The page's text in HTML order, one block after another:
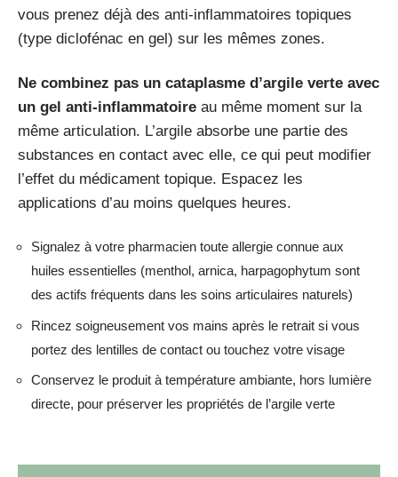
vous prenez déjà des anti-inflammatoires topiques
(type diclofénac en gel) sur les mêmes zones.
Ne combinez pas un cataplasme d’argile verte avec
un gel anti-inflammatoire au même moment sur la
même articulation. L’argile absorbe une partie des
substances en contact avec elle, ce qui peut modifier
l’effet du médicament topique. Espacez les
applications d’au moins quelques heures.
Signalez à votre pharmacien toute allergie connue aux
huiles essentielles (menthol, arnica, harpagophytum sont
des actifs fréquents dans les soins articulaires naturels)
Rincez soigneusement vos mains après le retrait si vous
portez des lentilles de contact ou touchez votre visage
Conservez le produit à température ambiante, hors lumière
directe, pour préserver les propriétés de l’argile verte